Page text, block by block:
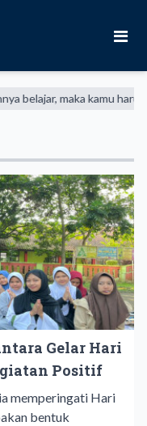
maka kamu harus
Gelar Hari
Positif
memperingati Hari
bentuk